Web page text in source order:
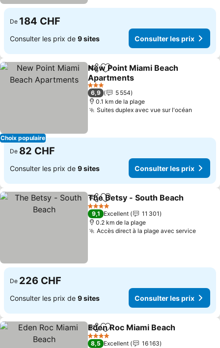
De 184 CHF
Consulter les prix de 9 sites Consulter les prix
Choix populaire
PartagerAjouter à mes favoris
New Point Miami Beach
Apartments
3 Étoiles
6,9
5 554
0.1 km de la plage
Suites duplex avec vue sur l'océan
De 82 CHF
Consulter les prix de 9 sites Consulter les prix
PartagerAjouter à mes favoris
The Betsy - South Beach
4 Étoiles
9,1 Excellent
11 301
0.2 km de la plage
Accès direct à la plage avec service
De 226 CHF
Consulter les prix de 9 sites Consulter les prix
PartagerAjouter à mes favoris
Eden Roc Miami Beach
4 Étoiles
8,5 Excellent
16 163